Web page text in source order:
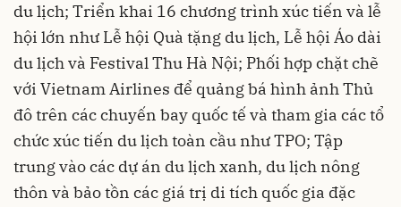
du lịch; Triển khai 16 chương trình xúc tiến và lễ
hội lớn như Lễ hội Quà tặng du lịch, Lễ hội Áo dài
du lịch và Festival Thu Hà Nội; Phối hợp chặt chẽ
với Vietnam Airlines để quảng bá hình ảnh Thủ
đô trên các chuyến bay quốc tế và tham gia các tổ
chức xúc tiến du lịch toàn cầu như TPO; Tập
trung vào các dự án du lịch xanh, du lịch nông
thôn và bảo tồn các giá trị di tích quốc gia đặc